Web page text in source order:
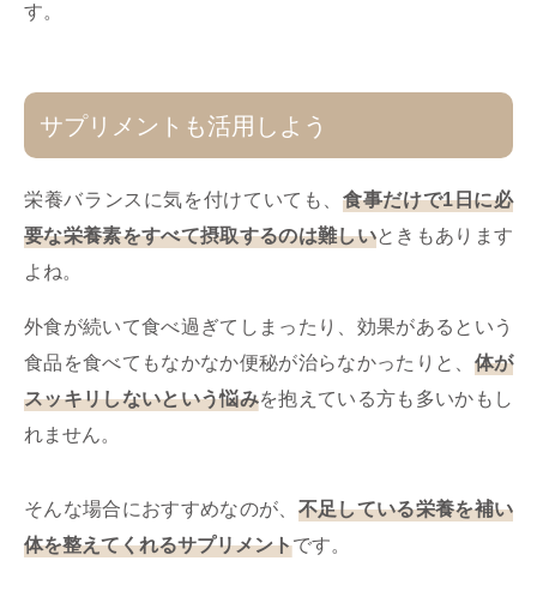
す。
サプリメントも活用しよう
栄養バランスに気を付けていても、 食事だけで1日に必
要な栄養素をすべて摂取するのは難しいときもあります
よね。
外食が続いて食べ過ぎてしまったり、効果があるという
食品を食べてもなかなか便秘が治らなかったりと、 体が
スッキリしないという悩みを抱えている方も多いかもし
れません。
そんな場合におすすめなのが、 不足している栄養を補い
体を整えてくれるサプリメントです。